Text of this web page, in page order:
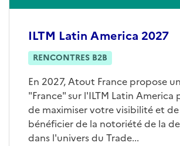
ILTM Latin America 2027
RENCONTRES B2B
En 2027, Atout France propose
"France" sur l'ILTM Latin
de maximiser votre visibilité et
bénéficier de la notoriété de la
dans l'univers du Trade...